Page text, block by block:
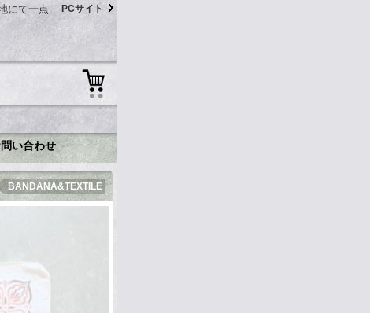
にて一点
PCサイト
い合わせ
BANDANA&TEXTILE